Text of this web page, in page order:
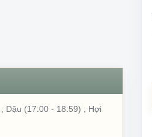
; Dậu (17:00 - 18:59) ; Hợi